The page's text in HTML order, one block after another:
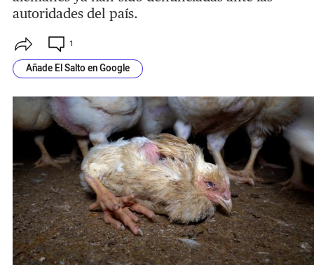
autoridades del país.
1
Añade El Salto en Google